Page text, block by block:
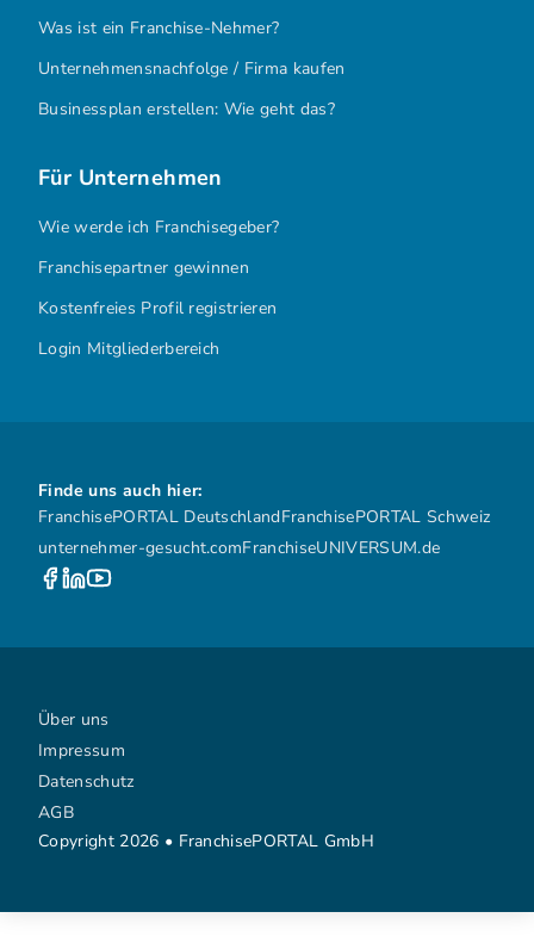
Was ist ein Franchise-Nehmer?
Unternehmensnachfolge / Firma kaufen
Businessplan erstellen: Wie geht das?
Für Unternehmen
Wie werde ich Franchisegeber?
Franchisepartner gewinnen
Kostenfreies Profil registrieren
Login Mitgliederbereich
Finde uns auch hier:
FranchisePORTAL DeutschlandFranchisePORTAL Schweiz
unternehmer-gesucht.comFranchiseUNIVERSUM.de
Copyright 2026 • FranchisePORTAL GmbH
Über uns
Impressum
Datenschutz
AGB